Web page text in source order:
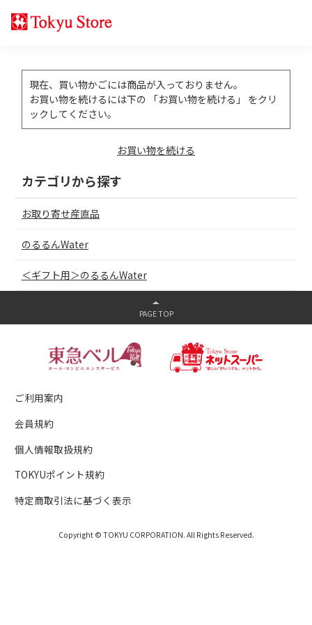
現在、買い物かごには商品が入っておりません。
お買い物を続けるには下の 「お買い物を続ける」 をクリ
ックしてください。
お買い物を続ける
カテゴリから探す
お取り寄せ産直品
のるるんWater
＜ギフト用＞のるるんWater
ご利用案内
会員規約
個人情報取扱規約
TOKYUポイント規約
特定商取引法に基づく表示
Copyright © TOKYU CORPORATION. All Rights Reserved.